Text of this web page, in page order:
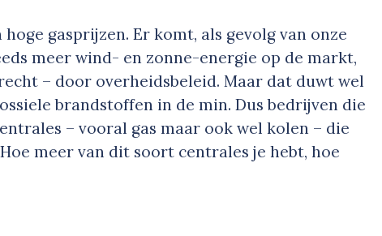
gasprijzen. Er komt, als gevolg van onze
meer wind- en zonne-energie op de markt,
– door overheidsbeleid. Maar dat duwt wel
brandstoffen in de min. Dus bedrijven die
– vooral gas maar ook wel kolen – die
meer van dit soort centrales je hebt, hoe